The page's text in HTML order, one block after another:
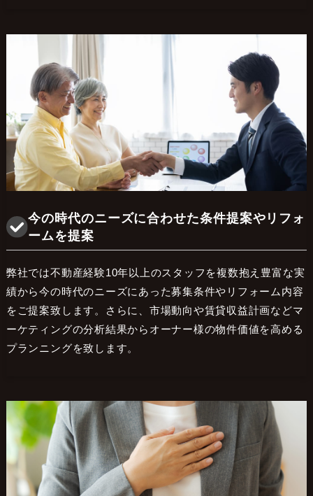
今の時代のニーズに合わせた条件提案やリフォ
ームを提案
弊社では不動産経験10年以上のスタッフを複数抱え豊富な実
績から今の時代のニーズにあった募集条件やリフォーム内容
をご提案致します。さらに、市場動向や賃貸収益計画などマ
ーケティングの分析結果からオーナー様の物件価値を高める
プランニングを致します。